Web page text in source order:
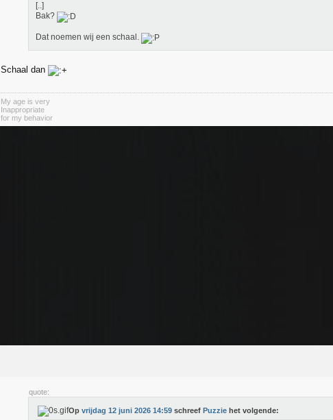
[..]
Bak?
Dat noemen wij een schaal.
Schaal dan
My age is very
Inappropriate
for my behavior
quote:
Op vrijdag 12 juni 2026 14:59 schreef Puzzie het volgende: